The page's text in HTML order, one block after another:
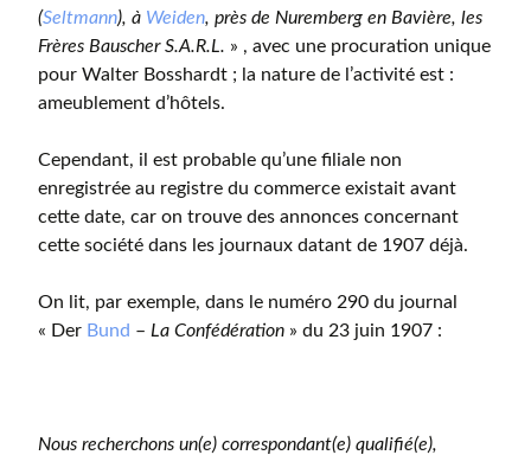
(Seltmann), à Weiden, près de Nuremberg en Bavière, les
Frères Bauscher S.A.R.L. » , avec une procuration unique
pour Walter Bosshardt ; la nature de l’activité est :
ameublement d’hôtels.
Cependant, il est probable qu’une filiale non
enregistrée au registre du commerce existait avant
cette date, car on trouve des annonces concernant
cette société dans les journaux datant de 1907 déjà.
On lit, par exemple, dans le numéro 290 du journal
« Der Bund – La Confédération » du 23 juin 1907 :
Nous recherchons un(e) correspondant(e) qualifié(e),